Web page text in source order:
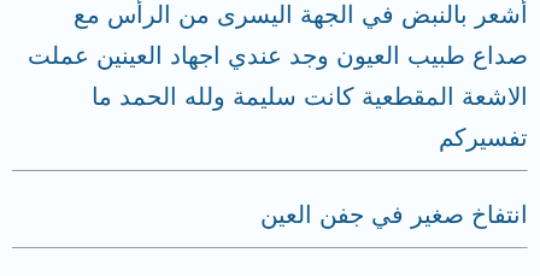
أشعر بالنبض في الجهة اليسرى من الرأس مع
صداع طبيب العيون وجد عندي اجهاد العينين عملت
الاشعة المقطعية كانت سليمة ولله الحمد ما
تفسيركم
انتفاخ صغير في جفن العين